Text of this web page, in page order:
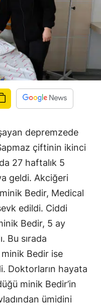
depremzede
çiftinin ikinci
27 haftalık 5
geldi. Akciğeri
Bedir, Medical
edildi. Ciddi
Bedir, 5 ay
Bu sırada
minik Bedir ise
Doktorların hayata
minik Bedir’in
ümidini